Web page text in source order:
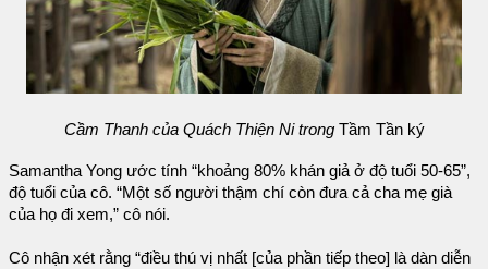
Cầm Thanh của Quách Thiện Ni trongTầm Tần ký
Samantha Yong ước tính “khoảng 80% khán giả ở độ tuổi 50-65”,
độ tuổi của cô. “Một số người thậm chí còn đưa cả cha mẹ già
của họ đi xem,” cô nói.
Cô nhận xét rằng “điều thú vị nhất [của phần tiếp theo] là dàn diễn